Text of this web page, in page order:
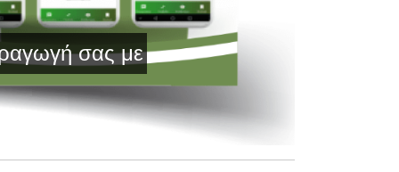
σας με Τεχνολογία Αιχμής και